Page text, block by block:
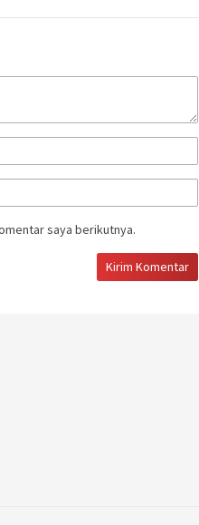
saya berikutnya.